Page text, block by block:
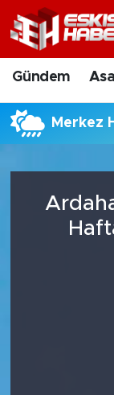
Gündem
Merkez
Gündem
Asayiş
Siyaset
Sağlık
Nöbetçi
Hava
Trafik
Tüm